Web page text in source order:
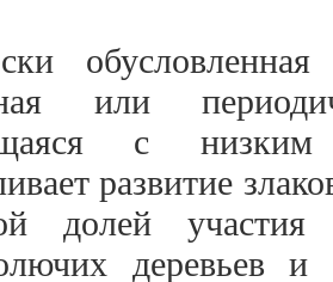
или
с низким
развитие
долей участия
деревьев и